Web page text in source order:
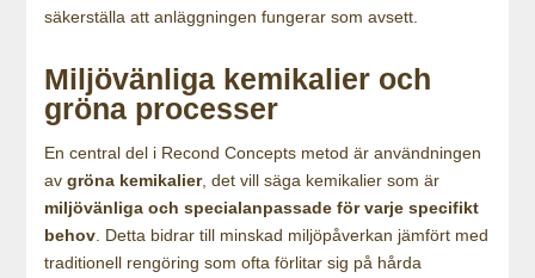
säkerställa att anläggningen fungerar som avsett.
Miljövänliga kemikalier och
gröna processer
En central del i Recond Concepts metod är användningen
avgröna kemikalier, det vill säga kemikalier som är
miljövänliga och specialanpassade för varje specifikt
behov . Detta bidrar till minskad miljöpåverkan jämfört med
traditionell rengöring som ofta förlitar sig på hårda